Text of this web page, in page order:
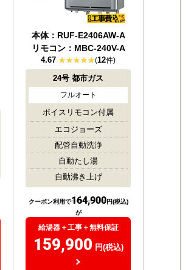
本体：RUF-E2406AW-A
リモコン：MBC-240V-A
4.67 (12件)
24号 都市ガス
フルオート
ボイスリモコン付属
エコジョーズ
配管自動洗浄
自動たし湯
自動沸き上げ
クーポン利用で164,900円(税込)
が
給湯器＋工事＋無料保証
159,900 円(税込)